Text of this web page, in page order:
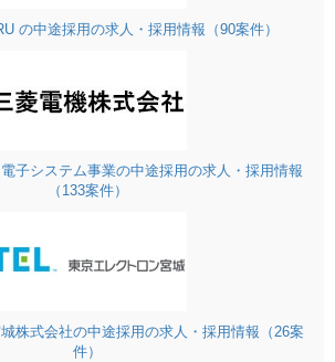
の中途採用の求人・採用情報（90案件）
子システム事業の中途採用の求人・採用情報
（133案件）
株式会社の中途採用の求人・採用情報（26案
件）